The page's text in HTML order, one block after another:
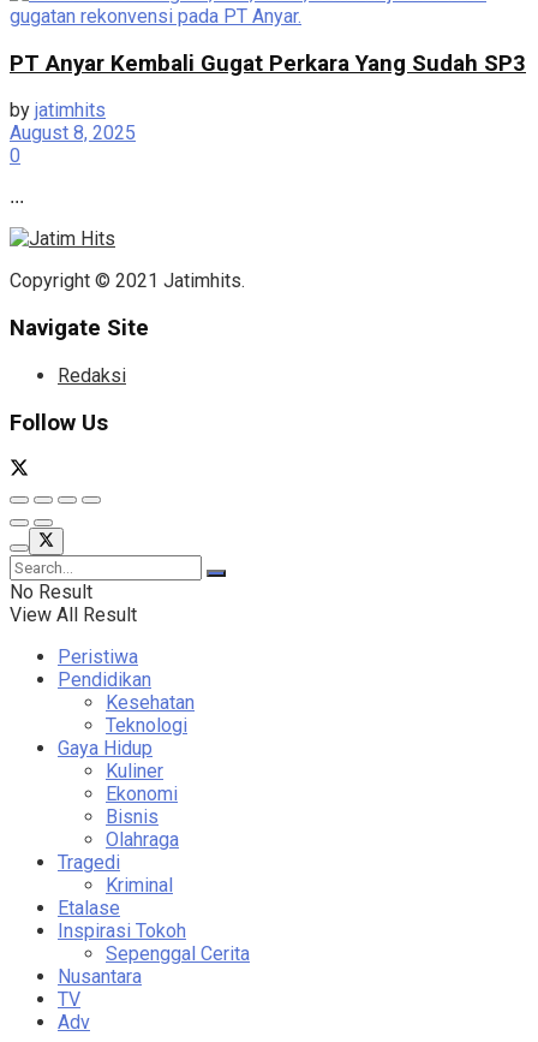
PT Anyar Kembali Gugat Perkara Yang Sudah SP3
by jatimhits
August 8, 2025
0
...
Copyright © 2021 Jatimhits.
Navigate Site
Redaksi
Follow Us
No Result
View All Result
Peristiwa
Pendidikan
Kesehatan
Teknologi
Gaya Hidup
Kuliner
Ekonomi
Bisnis
Olahraga
Tragedi
Kriminal
Etalase
Inspirasi Tokoh
Sepenggal Cerita
Nusantara
TV
Adv